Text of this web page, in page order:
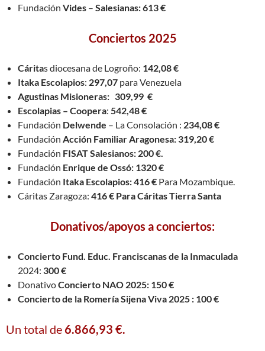
Fundación Vides – Salesianas: 613 €
Conciertos 2025
Cáritas diocesana de Logroño: 142,08 €
Itaka Escolapios: 297,07 para Venezuela
Agustinas Misioneras: 309,99 €
Escolapias – Coopera: 542,48 €
Fundación Delwende – La Consolación : 234,08 €
Fundación Acción Familiar Aragonesa: 319,20 €
Fundación FISAT Salesianos: 200 €.
Fundación Enrique de Ossó: 1320 €
Fundación Itaka Escolapios: 416 € Para Mozambique.
Cáritas Zaragoza: 416 € Para Cáritas Tierra Santa
Donativos/apoyos a conciertos:
Concierto Fund. Educ. Franciscanas de la Inmaculada
2024: 300 €
DonativoConcierto NAO 2025: 150 €
Concierto de la Romería Sijena Viva 2025 : 100 €
Un total de 6.866,93 €.